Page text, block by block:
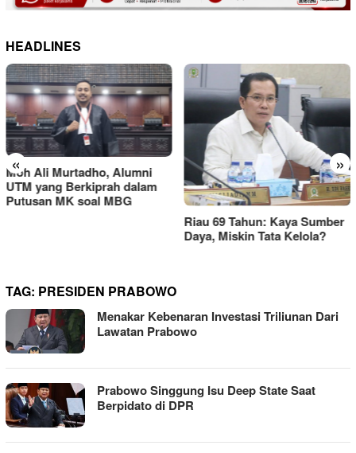
HEADLINES
« »
MBG Dinilai Jadi Penggerak
Transformasi Sistem Pangan
Nasional Menuju Indonesia
Emas 2045
TAG: PRESIDEN PRABOWO
Menakar Kebenaran Investasi Triliunan Dari
Lawatan Prabowo
Prabowo Singgung Isu Deep State Saat
Berpidato di DPR